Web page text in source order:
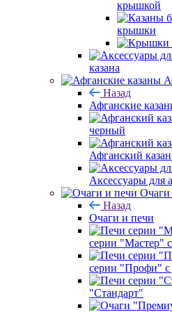
крышкой
крышки
казана
Назад
Афганские
черный
Афганский
Аксессуары для
Очаги
Назад
Очаги и печи
серии "Мастер"
серии "Профи" с
"Стандарт"